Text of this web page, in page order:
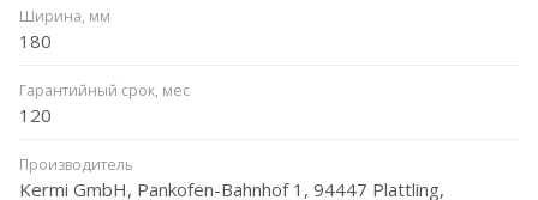
Ширина, мм
180
Гарантийный срок, мес
120
Производитель
Kermi GmbH, Pankofen-Bahnhof 1, 94447 Plattling,